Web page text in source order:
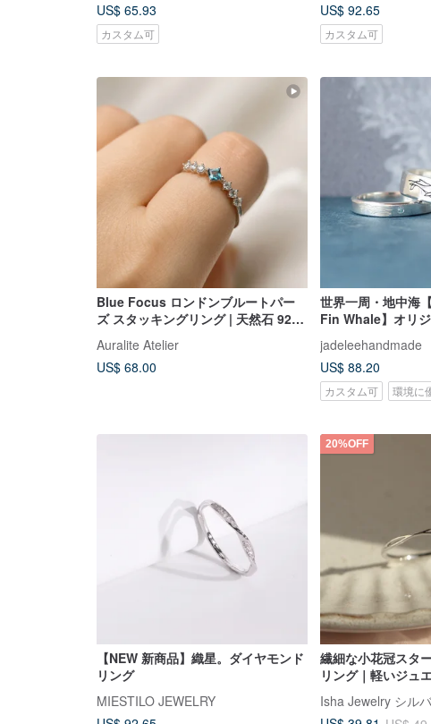
US$ 65.93
カスタム可
US$ 92.65
カスタム可
Blue Focus ロンドンブルートパー
ズ スタッキングリング | 天然石 925
Auralite Atelier
US$ 68.00
世界一周・地中海
Fin Whale】オリ
jadeleehandmade
US$ 88.20
カスタム可 環境に
【NEW 新商品】織星。ダイヤモンド
リング
MIESTILO JEWELRY
20%OFF
繊細な小花冠スタ
リング｜軽いジュ
の。野生。フラワ
展開
Isha Jewelry シル